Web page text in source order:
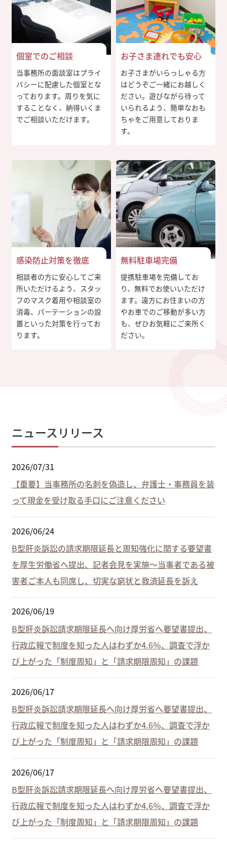
個室でのご相談
当事務所の面談室はプライ
バシーに配慮した個室とな
っております。周りを気に
することなく、納得いくま
でご相談いただけます。
お子さま連れでも安心
お子さまがいらっしゃる方
はどうぞご一緒にお越しく
ださい。遊びながら待って
いられるよう、簡単なおも
ちゃをご用意しておりま
す。
感染防止対策を徹底
相談者の方に安心してご来
所いただけるよう、スタッ
フのマスク着用や相談室の
消毒、パーテーションの設
置といった対策を行ってお
ります。
無料駐車場完備
提携駐車場を完備してお
り、無料でお使いいただけ
ます。遠方にお住まいの方
やお車でのご移動が多い方
も、ぜひお気軽にご来所く
ださい。
ニュースリリース
2026/07/31
【重要】当事務所の名刺を偽造し、弁護士・事務員を装
って現金を受け取る手口にご注意ください
2026/06/24
B型肝炎訴訟の請求期限延長と周知強化に関する要望書
を厚生労働省へ提出、記者会見を実施～当事者である被
害者ご本人も同席し、切実な窮状と救済延長を訴え
2026/06/19
B型肝炎訴訟請求期限延長へ向け厚労省へ要望書提出、
行政広報で制度を知った人はわずか4.6％、調査で浮か
び上がった「制度周知」と「請求期限周知」の課題
2026/06/17
B型肝炎訴訟請求期限延長へ向け厚労省へ要望書提出、
行政広報で制度を知った人はわずか4.6％、調査で浮か
び上がった「制度周知」と「請求期限周知」の課題
2026/06/17
B型肝炎訴訟請求期限延長へ向け厚労省へ要望書提出、
行政広報で制度を知った人はわずか4.6％、調査で浮か
び上がった「制度周知」と「請求期限周知」の課題